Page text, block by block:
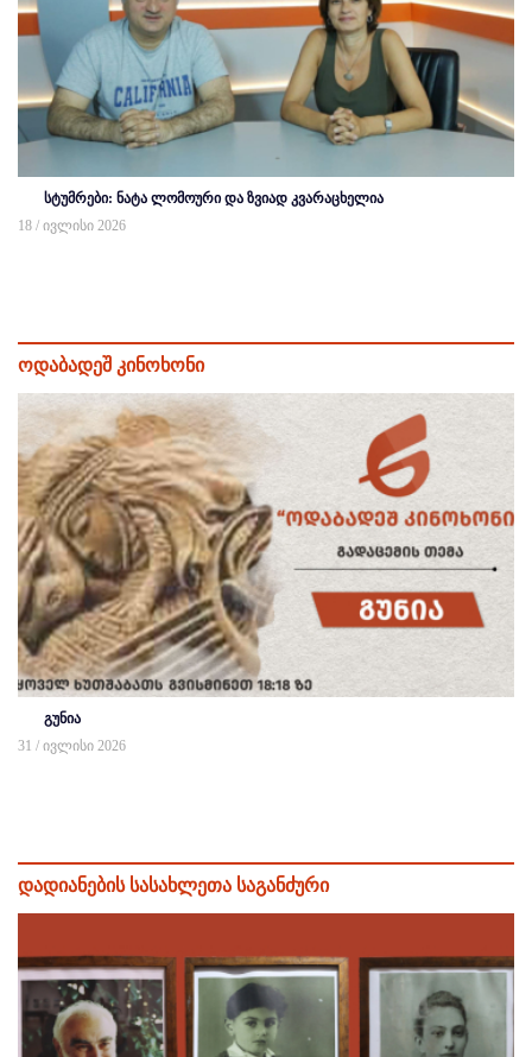
სტუმრები: ნატა ლომოური და ზვიად კვარაცხელია
18 / ივლისი 2026
ოდაბადეშ კინოხონი
გუნია
31 / ივლისი 2026
დადიანების სასახლეთა საგანძური